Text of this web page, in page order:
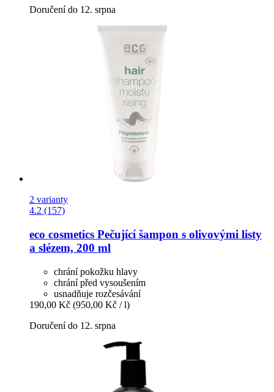
Doručení do 12. srpna
2 varianty
4.2 (157)
eco cosmetics Pečující šampon s olivovými listy
a slézem, 200 ml
chrání pokožku hlavy
chrání před vysoušením
usnadňuje rozčesávání
190,00 Kč (950,00 Kč / l)
Doručení do 12. srpna